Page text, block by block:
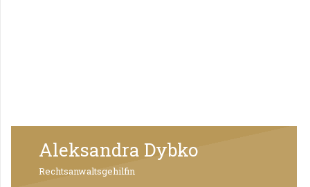
Aleksandra Dybko
Rechtsanwaltsgehilfin